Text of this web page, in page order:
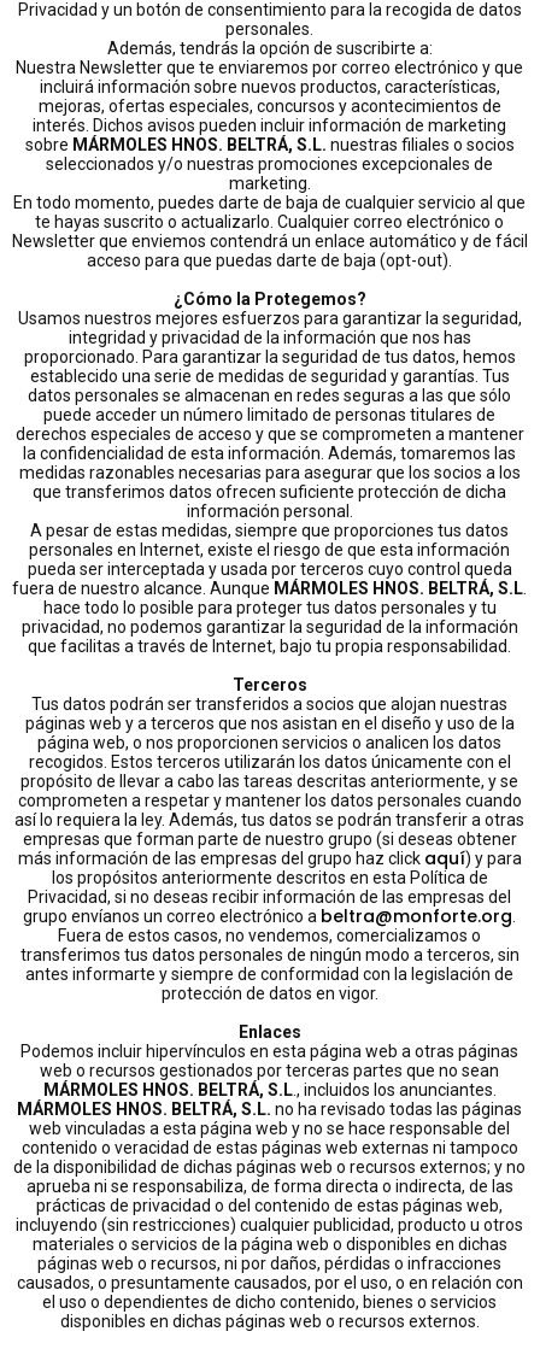
Privacidad y un botón de consentimiento para la recogida de datos
personales.
Además, tendrás la opción de suscribirte a:
Nuestra Newsletter que te enviaremos por correo electrónico y que
incluirá información sobre nuevos productos, características,
mejoras, ofertas especiales, concursos y acontecimientos de
interés. Dichos avisos pueden incluir información de marketing
sobre MÁRMOLES HNOS. BELTRÁ, S.L. nuestras filiales o socios
seleccionados y/o nuestras promociones excepcionales de
marketing.
En todo momento, puedes darte de baja de cualquier servicio al que
te hayas suscrito o actualizarlo. Cualquier correo electrónico o
Newsletter que enviemos contendrá un enlace automático y de fácil
acceso para que puedas darte de baja (opt-out).
¿Cómo la Protegemos?
Usamos nuestros mejores esfuerzos para garantizar la seguridad,
integridad y privacidad de la información que nos has
proporcionado. Para garantizar la seguridad de tus datos, hemos
establecido una serie de medidas de seguridad y garantías. Tus
datos personales se almacenan en redes seguras a las que sólo
puede acceder un número limitado de personas titulares de
derechos especiales de acceso y que se comprometen a mantener
la confidencialidad de esta información. Además, tomaremos las
medidas razonables necesarias para asegurar que los socios a los
que transferimos datos ofrecen suficiente protección de dicha
información personal.
A pesar de estas medidas, siempre que proporciones tus datos
personales en Internet, existe el riesgo de que esta información
pueda ser interceptada y usada por terceros cuyo control queda
fuera de nuestro alcance. Aunque MÁRMOLES HNOS. BELTRÁ, S.L
hace todo lo posible para proteger tus datos personales y tu
privacidad, no podemos garantizar la seguridad de la información
que facilitas a través de Internet, bajo tu propia responsabilidad.
Terceros
Tus datos podrán ser transferidos a socios que alojan nuestras
páginas web y a terceros que nos asistan en el diseño y uso de la
página web, o nos proporcionen servicios o analicen los datos
recogidos. Estos terceros utilizarán los datos únicamente con el
propósito de llevar a cabo las tareas descritas anteriormente, y se
comprometen a respetar y mantener los datos personales cuando
así lo requiera la ley. Además, tus datos se podrán transferir a otras
empresas que forman parte de nuestro grupo (si deseas obtener
más información de las empresas del grupo haz click aquí) y para
los propósitos anteriormente descritos en esta Política de
Privacidad, si no deseas recibir información de las empresas del
grupo envíanos un correo electrónico a beltra@monforte.org
Fuera de estos casos, no vendemos, comercializamos o
transferimos tus datos personales de ningún modo a terceros, sin
antes informarte y siempre de conformidad con la legislación de
protección de datos en vigor.
Enlaces
Podemos incluir hipervínculos en esta página web a otras páginas
web o recursos gestionados por terceras partes que no sean
MÁRMOLES HNOS. BELTRÁ, S.L., incluidos los anunciantes.
MÁRMOLES HNOS. BELTRÁ, S.L. no ha revisado todas las páginas
web vinculadas a esta página web y no se hace responsable del
contenido o veracidad de estas páginas web externas ni tampoco
de la disponibilidad de dichas páginas web o recursos externos; y no
aprueba ni se responsabiliza, de forma directa o indirecta, de las
prácticas de privacidad o del contenido de estas páginas web,
incluyendo (sin restricciones) cualquier publicidad, producto u otros
materiales o servicios de la página web o disponibles en dichas
páginas web o recursos, ni por daños, pérdidas o infracciones
causados, o presuntamente causados, por el uso, o en relación con
el uso o dependientes de dicho contenido, bienes o servicios
disponibles en dichas páginas web o recursos externos.